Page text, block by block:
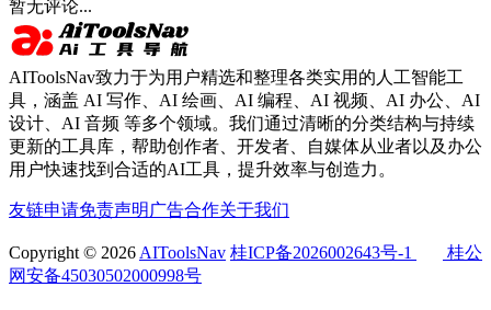
暂无评论...
AIToolsNav致力于为用户精选和整理各类实用的人工智能工
具，涵盖 AI 写作、AI 绘画、AI 编程、AI 视频、AI 办公、AI
设计、AI 音频 等多个领域。我们通过清晰的分类结构与持续
更新的工具库，帮助创作者、开发者、自媒体从业者以及办公
用户快速找到合适的AI工具，提升效率与创造力。
友链申请免责声明 广告合作关于我们
Copyright © 2026 AIToolsNav 桂ICP备2026002643号-1
桂公
网安备45030502000998号